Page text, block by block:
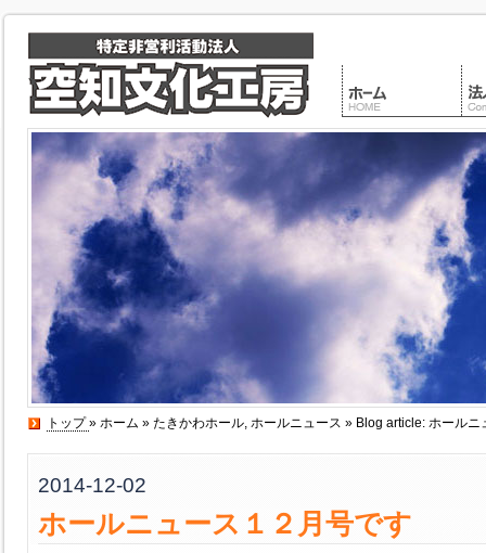
トップ» ホーム » たきかわホール, ホールニュース » Blog article: ホールニ
2014-12-02
ホールニュース１２月号です